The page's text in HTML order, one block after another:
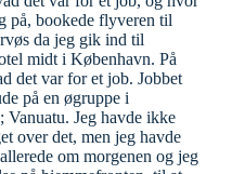
på, bookede flyveren til
da jeg gik ind til
midt i København. På
det var for et job. Jobbet
på en øgruppe i
Jeg havde ikke
over det, men jeg havde
om morgenen og jeg